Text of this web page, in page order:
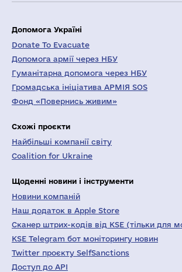
Допомога Україні
Donate To Evacuate
Допомога армії через НБУ
Гуманітарна допомога через НБУ
Громадська ініціатива АРМІЯ SOS
Фонд «Повернись живим»
Схожі проєкти
Найбільші компанії світу
Coalition for Ukraine
Щоденні новини і інструменти
Новини компаній
Наш додаток в Apple Store
Сканер штрих-кодів від KSE (тільки для
KSE Telegram бот моніторингу новин
Twitter проєкту SelfSanctions
Доступ до API